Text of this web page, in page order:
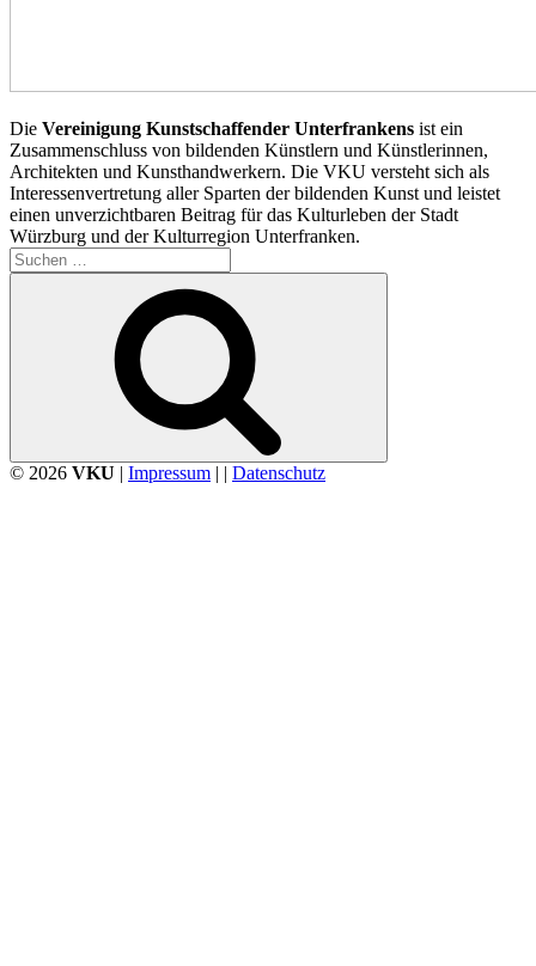
Die Vereinigung Kunstschaffender Unterfrankens ist ein
Zusammenschluss von bildenden Künstlern und Künstlerinnen,
Architekten und Kunsthandwerkern. Die VKU versteht sich als
Interessenvertretung aller Sparten der bildenden Kunst und leistet
einen unverzichtbaren Beitrag für das Kulturleben der Stadt
Würzburg und der Kulturregion Unterfranken.
Suchen
nach:
© 2026 VKU | Impressum | | Datenschutz